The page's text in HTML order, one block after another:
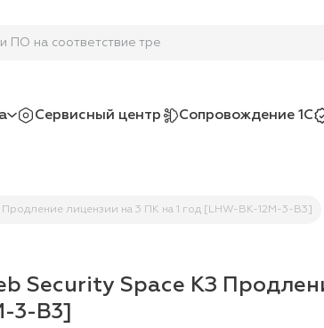
ПО на соответствие требованиям
Сервисный центр Сопровождение 1С
лицензии на 3 ПК на 1 год [LHW-BK-12M-3-B3]
Security Space КЗ
3-B3]